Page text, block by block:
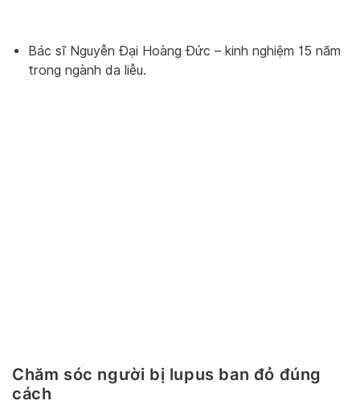
Bác sĩ Nguyễn Đại Hoàng Đức – kinh nghiệm 15 năm
trong ngành da liễu.
Chăm sóc người bị lupus ban đỏ đúng
cách